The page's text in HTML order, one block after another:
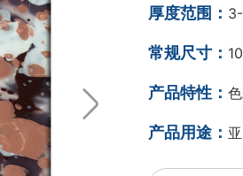
厚度范围：
常规尺寸：
产品特性：
产品用途：